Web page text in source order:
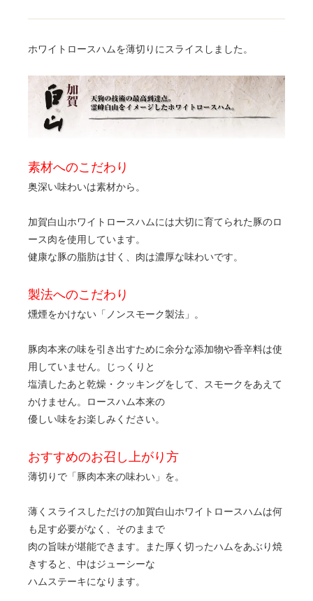
ホワイトロースハムを薄切りにスライスしました。
素材へのこだわり
奥深い味わいは素材から。
加賀白山ホワイトロースハムには大切に育てられた豚のロ
ース肉を使用しています。
健康な豚の脂肪は甘く、肉は濃厚な味わいです。
製法へのこだわり
燻煙をかけない「ノンスモーク製法」。
豚肉本来の味を引き出すために余分な添加物や香辛料は使
用していません。じっくりと
塩漬したあと乾燥・クッキングをして、スモークをあえて
かけません。ロースハム本来の
優しい味をお楽しみください。
おすすめのお召し上がり方
薄切りで「豚肉本来の味わい」を。
薄くスライスしただけの加賀白山ホワイトロースハムは何
も足す必要がなく、そのままで
肉の旨味が堪能できます。また厚く切ったハムをあぶり焼
きすると、中はジューシーな
ハムステーキになります。